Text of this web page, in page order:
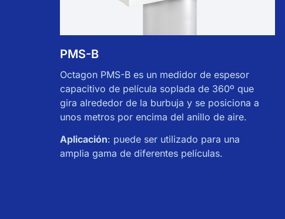
PMS-B
Octagon PMS-B es un medidor de espesor
capacitivo de película soplada de 360º que
gira alrededor de la burbuja y se posiciona a
unos metros por encima del anillo de aire.
Aplicación: puede ser utilizado para una
amplia gama de diferentes películas.